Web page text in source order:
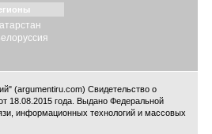
(argumentiru.com) Свидетельство о
18.08.2015 года. Выдано Федеральной
информационных технологий и массовых